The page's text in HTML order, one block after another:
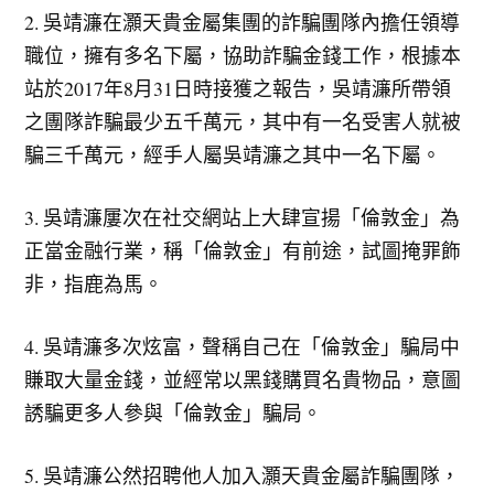
2. 吳靖濂在灝天貴金屬集團的詐騙團隊內擔任領導
職位，擁有多名下屬，協助詐騙金錢工作，根據本
站於2017年8月31日時接獲之報告，吳靖濂所帶領
之團隊詐騙最少五千萬元，其中有一名受害人就被
騙三千萬元，經手人屬吳靖濂之其中一名下屬。
3. 吳靖濂屢次在社交網站上大肆宣揚「倫敦金」為
正當金融行業，稱「倫敦金」有前途，試圖掩罪飾
非，指鹿為馬。
4. 吳靖濂多次炫富，聲稱自己在「倫敦金」騙局中
賺取大量金錢，並經常以黑錢購買名貴物品，意圖
誘騙更多人參與「倫敦金」騙局。
5. 吳靖濂公然招聘他人加入灝天貴金屬詐騙團隊，